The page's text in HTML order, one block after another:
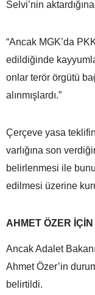
Selvi’nin
“Ancak MGK’da
edildiğinde
onlar terör örgütü
alınmışlardı.”
Çerçeve yasa
varlığına son
belirlenmesi ile
edilmesi üzerine
AHMET ÖZER
Ancak Adalet
Ahmet Özer’in
belirtildi.